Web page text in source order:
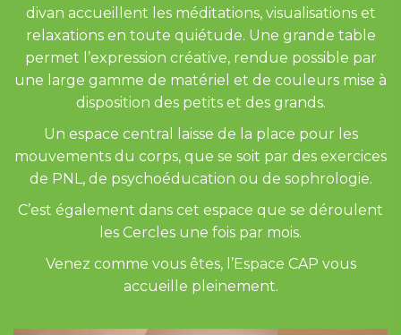
divan accueillent les méditations, visualisations et
relaxations en toute quiétude. Une grande table
permet l’expression créative, rendue possible par
une large gamme de matériel et de couleurs mise à
disposition des petits et des grands.
Un espace central laisse de la place pour les
mouvements du corps, que se soit par des exercices
de PNL, de psychoéducation ou de sophrologie.
C’est également dans cet espace que se déroulent
les Cercles une fois par mois.
Venez comme vous êtes, l’Espace CAP vous
accueille pleinement.